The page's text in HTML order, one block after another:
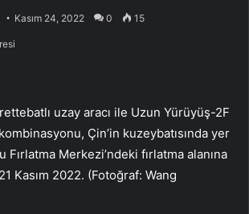
Kasım 24, 2022 0 15
uzay aracı ile Uzun Yürüyüş-2F
Çin’in kuzeybatısında yer
Fırlatma Merkezi’ndeki fırlatma alanına
Kasım 2022. (Fotoğraf: Wang